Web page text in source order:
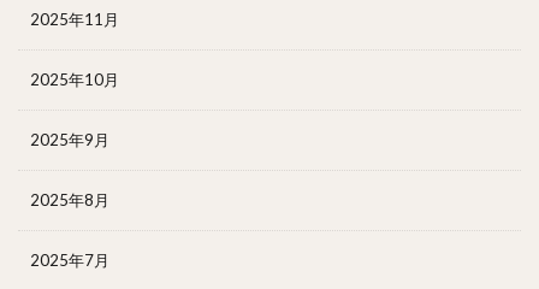
2025年11月
2025年10月
2025年9月
2025年8月
2025年7月